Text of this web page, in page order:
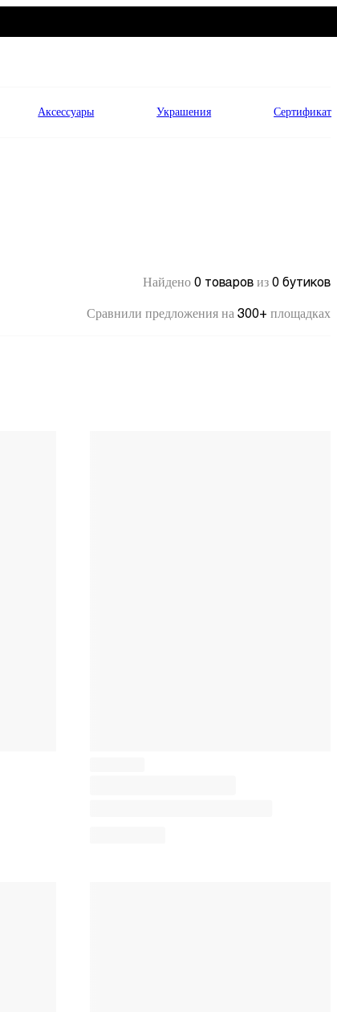
Аксессуары Украшения Сертификат
Найдено 0 товаров из 0 бутиков
Сравнили предложения на 300+ площадках